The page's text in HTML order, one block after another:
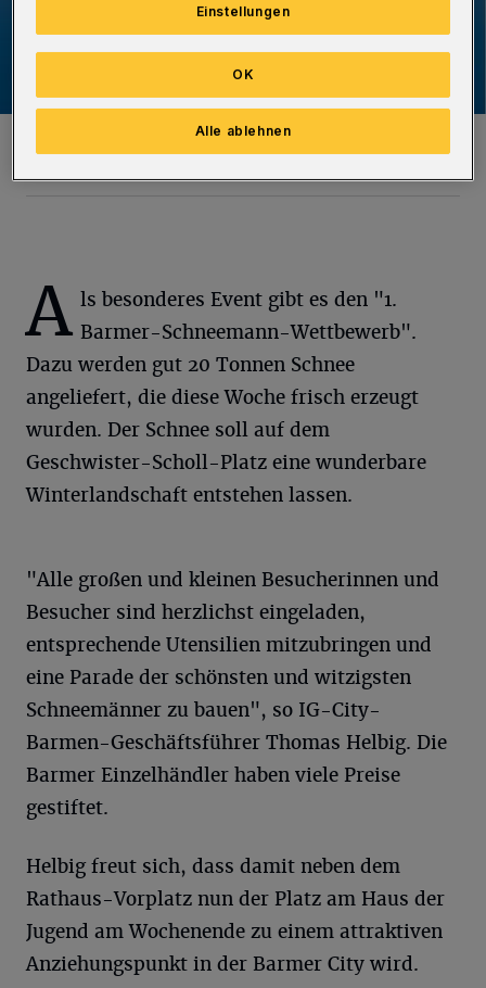
Das Plakat zur Veranstaltung.
Foto: IC Barmen
A ls besonderes Event gibt es den "1.
Barmer-Schneemann-Wettbewerb".
Dazu werden gut 20 Tonnen Schnee
angeliefert, die diese Woche frisch erzeugt
wurden. Der Schnee soll auf dem
Geschwister-Scholl-Platz eine wunderbare
Winterlandschaft entstehen lassen.
"Alle großen und kleinen Besucherinnen und
Besucher sind herzlichst eingeladen,
entsprechende Utensilien mitzubringen und
eine Parade der schönsten und witzigsten
Schneemänner zu bauen", so IG-City-
Barmen-Geschäftsführer Thomas Helbig. Die
Barmer Einzelhändler haben viele Preise
gestiftet.
Helbig freut sich, dass damit neben dem
Rathaus-Vorplatz nun der Platz am Haus der
Jugend am Wochenende zu einem attraktiven
Anziehungspunkt in der Barmer City wird.
Einstellungen
Alle ablehnen
OK